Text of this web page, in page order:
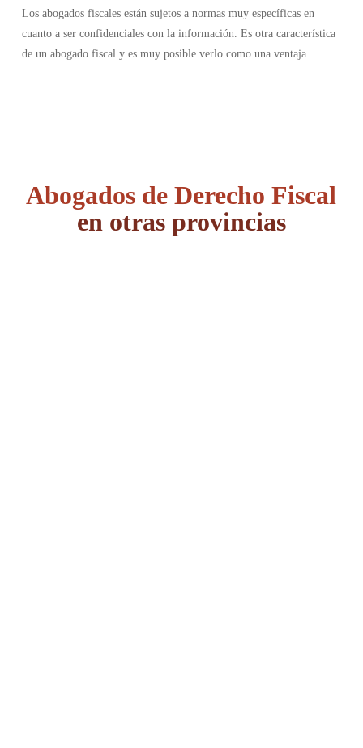
Los abogados fiscales están sujetos a normas muy específicas en
cuanto a ser confidenciales con la información. Es otra característica
de un abogado fiscal y es muy posible verlo como una ventaja.
Abogados de Derecho Fiscal
en otras provincias